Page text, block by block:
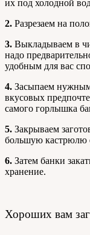
их под холодной
2. Разрезаем на
3. Выкладываем в
надо
удобным для вас
4. Засыпаем нужным
вкусовых
самого горлышка
5. Закрываем
большую кастрюлю
6. Затем банки
хранение.
Хороших вам